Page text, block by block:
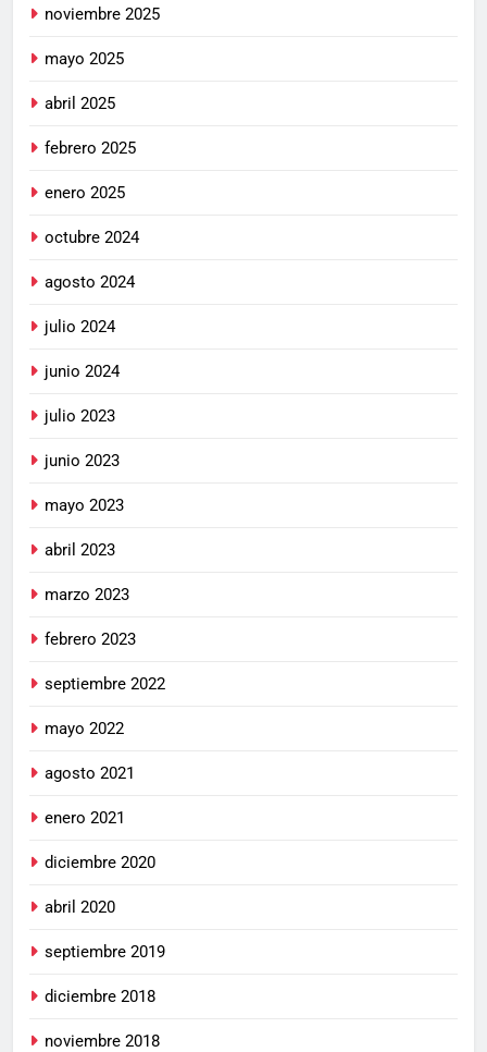
noviembre 2025
mayo 2025
abril 2025
febrero 2025
enero 2025
octubre 2024
agosto 2024
julio 2024
junio 2024
julio 2023
junio 2023
mayo 2023
abril 2023
marzo 2023
febrero 2023
septiembre 2022
mayo 2022
agosto 2021
enero 2021
diciembre 2020
abril 2020
septiembre 2019
diciembre 2018
noviembre 2018